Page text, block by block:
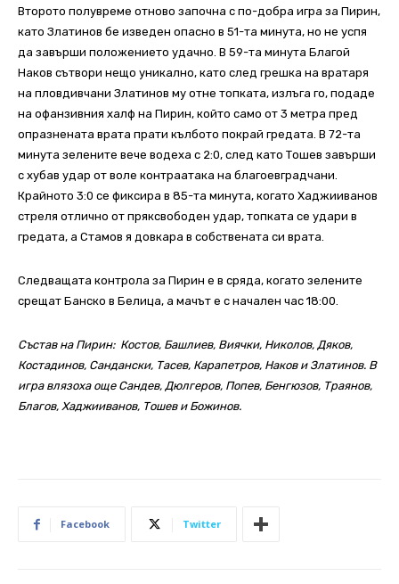
Второто полувреме отново започна с по-добра игра за Пирин,
като Златинов бе изведен опасно в 51-та минута, но не успя
да завърши положението удачно. В 59-та минута Благой
Наков сътвори нещо уникално, като след грешка на вратаря
на пловдивчани Златинов му отне топката, излъга го, подаде
на офанзивния халф на Пирин, който само от 3 метра пред
опразнената врата прати кълбото покрай гредата. В 72-та
минута зелените вече водеха с 2:0, след като Тошев завърши
с хубав удар от воле контраатака на благоевградчани.
Крайното 3:0 се фиксира в 85-та минута, когато Хаджииванов
стреля отлично от пряксвободен удар, топката се удари в
гредата, а Стамов я довкара в собствената си врата.
Следващата контрола за Пирин е в сряда, когато зелените
срещат Банско в Белица, а мачът е с начален час 18:00.
Състав на Пирин: Костов, Башлиев, Виячки, Николов, Дяков,
Костадинов, Сандански, Тасев, Карапетров, Наков и Златинов. В
игра влязоха още Сандев, Дюлгеров, Попев, Бенгюзов, Траянов,
Благов, Хаджииванов, Тошев и Божинов.
Facebook Twitter